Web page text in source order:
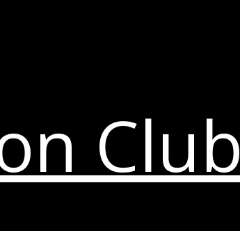
Club